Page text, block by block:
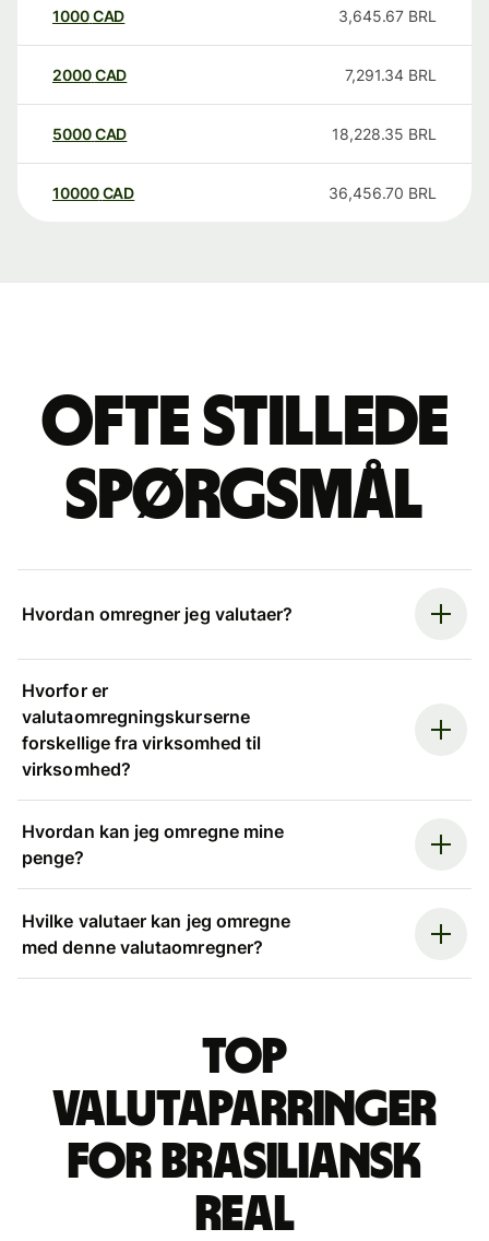
1000CAD 3,645.67 BRL
2000CAD 7,291.34 BRL
5000CAD 18,228.35 BRL
10000 CAD 36,456.70 BRL
Ofte stillede
spørgsmål
Hvordan omregner jeg valutaer?
Hvorfor er
valutaomregningskurserne
forskellige fra virksomhed til
virksomhed?
Hvordan kan jeg omregne mine
penge?
Hvilke valutaer kan jeg omregne
med denne valutaomregner?
Top
valutaparringer
for brasiliansk
real